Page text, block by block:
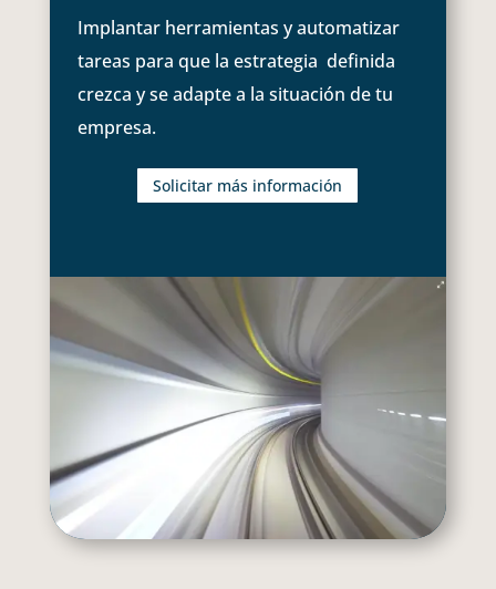
Implantar herramientas y automatizar
tareas para que la estrategia definida
crezca y se adapte a la situación de tu
empresa.
Solicitar más información